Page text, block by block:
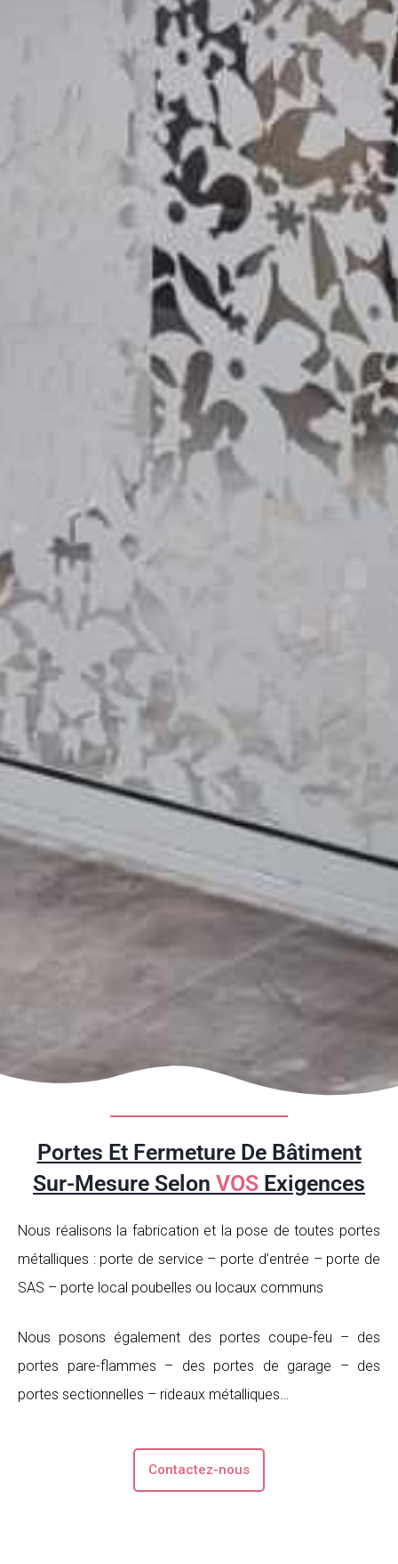
Portes Et Fermeture De Bâtiment
Sur-Mesure Selon VOS Exigences
Nous réalisons la fabrication et la pose de toutes portes
métalliques : porte de service – porte d’entrée – porte de
SAS – porte local poubelles ou locaux communs
Nous posons également des portes coupe-feu – des
portes pare-flammes – des portes de garage – des
portes sectionnelles – rideaux métalliques…
Contactez-nous